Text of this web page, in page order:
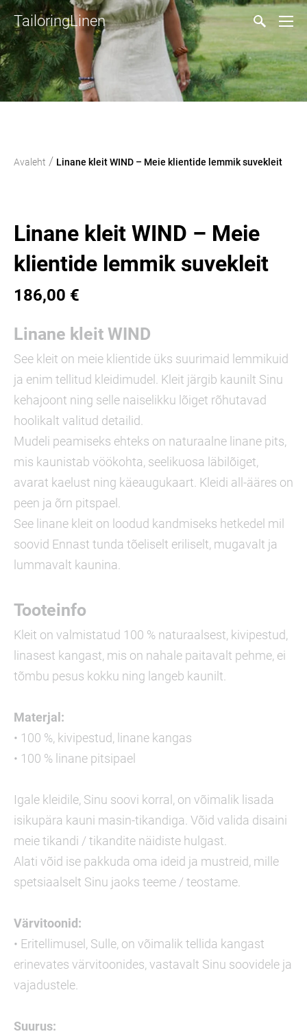
TailoringLinen
Avaleht / Linane kleit WIND – Meie klientide lemmik suvekleit
Linane kleit WIND – Meie
klientide lemmik suvekleit
186,00 €
Linane kleit WIND
See kleit on meie klientide üks suurimaid lemmikuid
ja enim tellitud kleidimudel. Kleit järgib kaunilt Sinu
kehajoont ning selle naiselikku lõiget rõhutavad
hoolikalt valitud detailid.
Mudeli peamiseks ehteks on naturaalne linane pits,
mis kaunistab vöökohta, seelikuosa läbilõiget,
avarat kaelust ning käeaugukaart. Kleidi all-ääres on
peen ja õrn pitspael.
See linane kleit on loodud kandmiseks hetkedel mil
soovid Ennast tunda tõeliselt eriliselt, mugavalt ja
lummavalt kaunina.
Tooteinfo
Kleit on valmistatud 100 % naturaalsest, kivipestud,
linasest kangast, mis on nahale paitavalt pehme, ei
tõmbu pesus kokku ning langeb kaunilt.
Materjal:
• 100 %, kivipestud, linane kangas
• 100 % linane pitsipael
Igale kleidile, Sinu soovi korral, on võimalik lisada
isikupära kauni masin-tikandiga. Võid valida disaini
meie tikandi / tikandite näidiste hulgast.
Alati võid ise pakkuda oma ideid ja mustreid, mille
spetsiaalselt Sinu jaoks teeme / teostame.
Värvitoonid:
• Eritellimusel, Sulle, on võimalik tellida kangast
erinevates värvitoonides, vastavalt Sinu soovidele ja
vajadustele.
Suurus: